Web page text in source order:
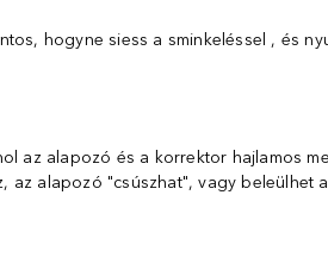
hogyne siess a sminkeléssel , és
az alapozó és a korrektor hajlamos
alapozó "csúszhat", vagy beleülhet